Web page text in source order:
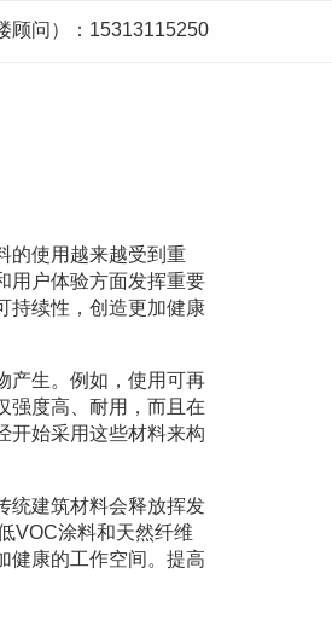
顾问）：15313115250
的使用越来越受到重
用户体验方面发挥重要
持续性，创造更加健康
产生。例如，使用可再
强度高、耐用，而且在
开始采用这些材料来构
统建筑材料会释放挥发
VOC涂料和天然纤维
健康的工作空间。提高